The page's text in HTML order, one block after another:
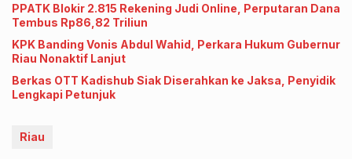
PPATK Blokir 2.815 Rekening Judi Online, Perputaran Dana
Tembus Rp86,82 Triliun
KPK Banding Vonis Abdul Wahid, Perkara Hukum Gubernur
Riau Nonaktif Lanjut
Berkas OTT Kadishub Siak Diserahkan ke Jaksa, Penyidik
Lengkapi Petunjuk
Riau